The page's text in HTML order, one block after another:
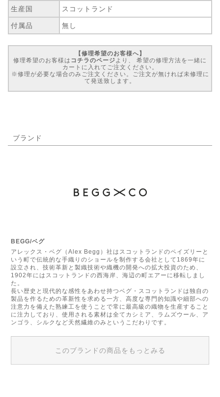
生産国 スコットランド
付属品 無し
【修理希望のお客様へ】
修理希望のお客様は コチラのページより、 希望の修理方法を一緒に
カートに入れてご注文ください。
※修理が必要な場合のみご注文ください。ご注文が無ければ未修理に
て発送致します。
ブランド
BEGG/ベグ
アレックス・ベグ（Alex Begg）社はスコットランドのペイズリーと
いう町で伝統的な手織りのショールを制作する会社として1869年に
設立され、技術革新と製織技術や織機の開発への拡大投資のため、
1902年にはスコットランドの西海岸、海辺の町エアーに移転しまし
た。
長い歴史と現代的な感性をあわせ持つベグ・スコットランドは独自の
製品を作るための革新性を求める一方、高度な専門的知識や細部への
注意力を備えた熟練工を使うことで常に最高級の織物を生産すること
に注力しており、使用される素材は全てカシミア、ラムズウール、ア
ンゴラ、シルクなど天然繊維のみというこだわりです。
このブランドの商品をもっとみる